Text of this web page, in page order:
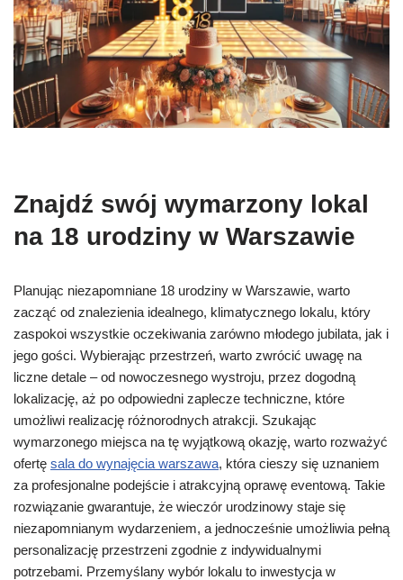
Znajdź swój wymarzony lokal
na 18 urodziny w Warszawie
Planując niezapomniane 18 urodziny w Warszawie, warto
zacząć od znalezienia idealnego, klimatycznego lokalu, który
zaspokoi wszystkie oczekiwania zarówno młodego jubilata, jak i
jego gości. Wybierając przestrzeń, warto zwrócić uwagę na
liczne detale – od nowoczesnego wystroju, przez dogodną
lokalizację, aż po odpowiedni zaplecze techniczne, które
umożliwi realizację różnorodnych atrakcji. Szukając
wymarzonego miejsca na tę wyjątkową okazję, warto rozważyć
ofertę sala do wynajęcia warszawa, która cieszy się uznaniem
za profesjonalne podejście i atrakcyjną oprawę eventową. Takie
rozwiązanie gwarantuje, że wieczór urodzinowy staje się
niezapomnianym wydarzeniem, a jednocześnie umożliwia pełną
personalizację przestrzeni zgodnie z indywidualnymi
potrzebami. Przemyślany wybór lokalu to inwestycja w